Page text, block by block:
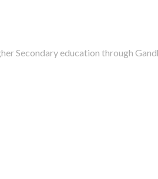
Secondary education through